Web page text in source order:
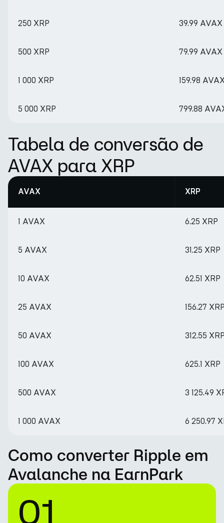
250 XRP 39.99 AVAX
500 XRP 79.99 AVAX
1 000 XRP 159.98
5 000 XRP 799.88
Tabela de conversão de
AVAX para XRP
AVAX XRP
1 AVAX 6.25 XRP
5 AVAX 31.25 XRP
10 AVAX 62.51 XRP
25 AVAX 156.27
50 AVAX 312.55
100 AVAX 625.1 XRP
500 AVAX 3 125.49
1 000 AVAX 6 250.97
Como converter Ripple em
Avalanche na EarnPark
01